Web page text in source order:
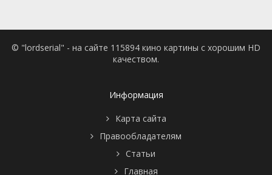
© "lordserial" - на сайте 115894 кино картины с хорошим HD
качеством.
Информация
Карта сайта
Правообладателям
Статьи
Главная